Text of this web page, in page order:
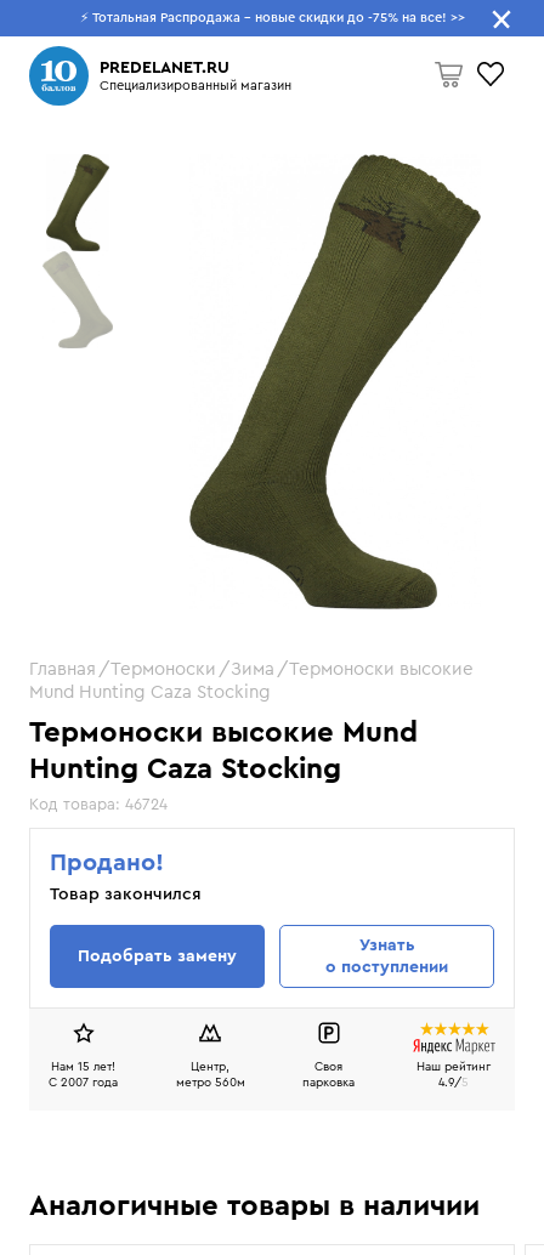
⚡ Тотальная Распродажа - новые скидки до -75% на все! >>
PREDELANET.RU
Специализированный магазин
Пусто
Что будем искать?
Термоноски высокие Mund
Hunting Caza Stocking
Код товара: 46724
Главная Термоноски Зима
Термоноски высокие
Mund Hunting Caza Stocking
Продано!
Товар закончился
Подобрать замену
Узнать
о поступлении
Нам 15 лет!
C 2007 года
Центр,
метро 560м
Своя
парковка
Наш рейтинг
4.9/5
Аналогичные товары в наличии